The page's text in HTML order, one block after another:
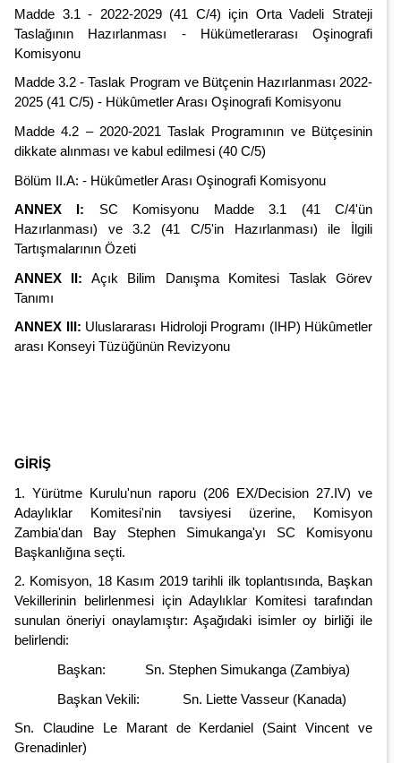
Madde 3.1 - 2022-2029 (41 C/4) için Orta Vadeli Strateji
Taslağının Hazırlanması - Hükümetlerarası Oşinografi
Komisyonu
Madde 3.2 - Taslak Program ve Bütçenin Hazırlanması 2022-
2025 (41 C/5) - Hükûmetler Arası Oşinografi Komisyonu
Madde 4.2 – 2020-2021 Taslak Programının ve Bütçesinin
dikkate alınması ve kabul edilmesi (40 C/5)
Bölüm II.A: - Hükûmetler Arası Oşinografi Komisyonu
ANNEX I: SC Komisyonu Madde 3.1 (41 C/4'ün
Hazırlanması) ve 3.2 (41 C/5'in Hazırlanması) ile İlgili
Tartışmalarının Özeti
ANNEX II: Açık Bilim Danışma Komitesi Taslak Görev
Tanımı
ANNEX III: Uluslararası Hidroloji Programı (IHP) Hükûmetler
arası Konseyi Tüzüğünün Revizyonu
GİRİŞ
1. Yürütme Kurulu'nun raporu (206 EX/Decision 27.IV) ve
Adaylıklar Komitesi'nin tavsiyesi üzerine, Komisyon
Zambia'dan Bay Stephen Simukanga'yı SC Komisyonu
Başkanlığına seçti.
2. Komisyon, 18 Kasım 2019 tarihli ilk toplantısında, Başkan
Vekillerinin belirlenmesi için Adaylıklar Komitesi tarafından
sunulan öneriyi onaylamıştır: Aşağıdaki isimler oy birliği ile
belirlendi:
Başkan: Sn. Stephen Simukanga (Zambiya)
Başkan Vekili: Sn. Liette Vasseur (Kanada)
Sn. Claudine Le Marant de Kerdaniel (Saint Vincent ve
Grenadinler)